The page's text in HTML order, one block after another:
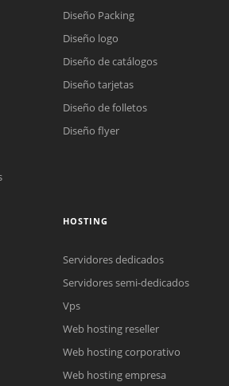
Reunión online
un correo electrónico con el enlace a
para la reunión online.
Cotización
Chat Online
Diseño Packing
Diseño logo
Diseño de catálogos
Diseño tarjetas
Diseño de folletos
Diseño flyer
HOSTING
Servidores dedicados
Servidores semi-dedicados
Vps
Web hosting reseller
Web hosting corporativo
Web hosting empresa